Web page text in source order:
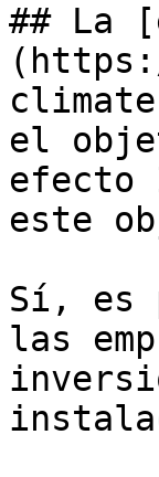
## La
el
efecto
este
Sí, es
las